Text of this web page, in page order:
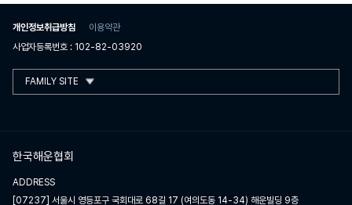
개인정보취급방침
이용약관
사업자등록번호 : 102-82-03920
FAMILY SITE
한국해운협회
ADDRESS
[07237] 서울시 영등포구 국회대로 68길 17 (여의도동 14-34) 해운빌딩 9층